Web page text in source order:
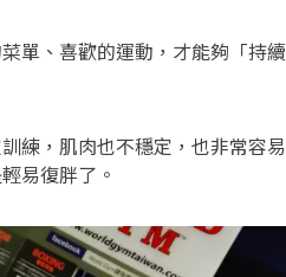
單、喜歡的運動，才能夠「持
練，肌肉也不穩定，也非常容
易復胖了。